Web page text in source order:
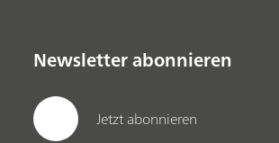
Newsletter abonnieren
Jetzt abonnieren